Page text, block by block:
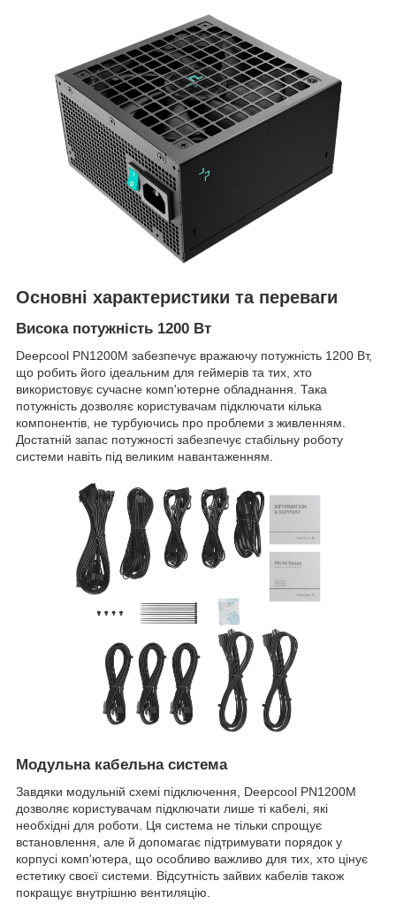
Основні характеристики та переваги
Висока потужність 1200 Вт
Deepcool PN1200M забезпечує вражаючу потужність 1200 Вт,
що робить його ідеальним для геймерів та тих, хто
використовує сучасне комп'ютерне обладнання. Така
потужність дозволяє користувачам підключати кілька
компонентів, не турбуючись про проблеми з живленням.
Достатній запас потужності забезпечує стабільну роботу
системи навіть під великим навантаженням.
Модульна кабельна система
Завдяки модульній схемі підключення, Deepcool PN1200M
дозволяє користувачам підключати лише ті кабелі, які
необхідні для роботи. Ця система не тільки спрощує
встановлення, але й допомагає підтримувати порядок у
корпусі комп'ютера, що особливо важливо для тих, хто цінує
естетику своєї системи. Відсутність зайвих кабелів також
покращує внутрішню вентиляцію.